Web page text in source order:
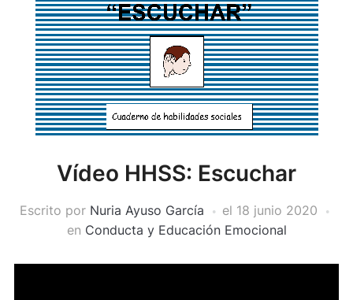
Vídeo HHSS: Escuchar
Escrito por Nuria Ayuso García el 18 junio 2020
en Conducta y Educación Emocional